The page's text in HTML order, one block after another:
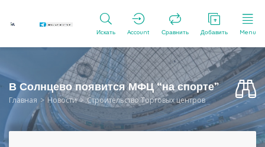
Искать Account Сравнить Добавить Menu
В Солнцево появится МФЦ “на спорте”
Главная Новости Строительство Торговых центров